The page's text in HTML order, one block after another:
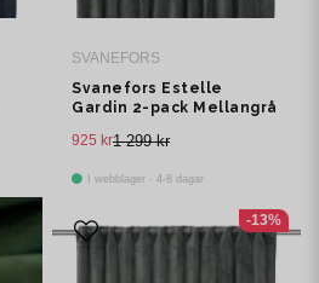
SVANEFORS
Svanefors Estelle
Gardin 2-pack Mellangrå
1 299 kr
925 kr
I webblager - 4-8 dagar
-13%